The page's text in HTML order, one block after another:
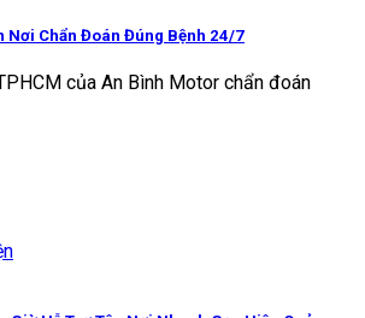
Nơi Chẩn Đoán Đúng Bệnh 24/7
của An Bình Motor chẩn đoán